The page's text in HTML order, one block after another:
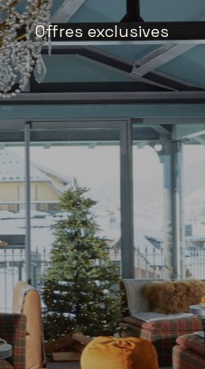
Offres exclusives